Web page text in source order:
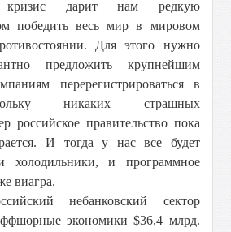
кризис дарит нам редкую
победить весь мир в мировом
Для этого нужно
предложить крупнейшим
перерегистрироваться в
никаких страшных
российское правительство пока
И тогда у нас все будет
и программное
виагра.
небанковский сектор
экономики $36,4 млрд.